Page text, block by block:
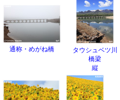
通称・めがね橋
タウシュベツ川
橋梁
縦